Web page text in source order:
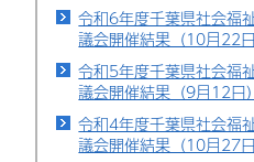
令和6年度千葉県社会福
議会開催結果（10月22日
令和5年度千葉県社会福
議会開催結果（9月12日）
令和4年度千葉県社会福
議会開催結果（10月27日